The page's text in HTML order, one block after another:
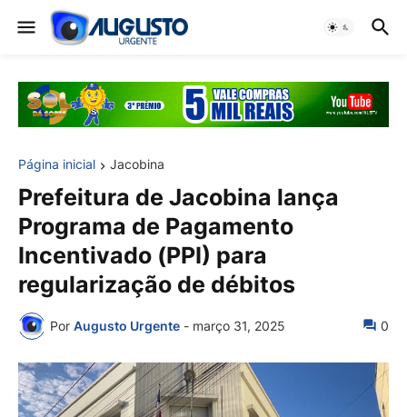
Página inicial Jacobina
Prefeitura de Jacobina lança
Programa de Pagamento
Incentivado (PPI) para
regularização de débitos
Por Augusto Urgente - março 31, 2025 0